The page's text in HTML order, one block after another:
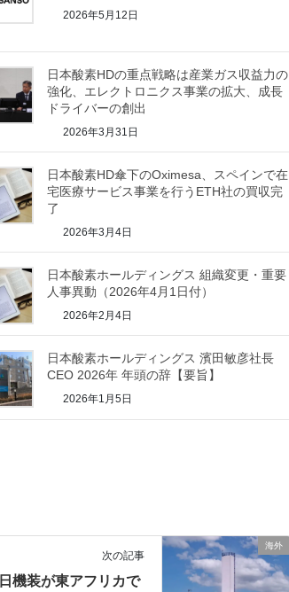
2026年5月12日
日本酸素HDの重点戦略は産業ガス収益力の
強化、エレクトロニクス事業の拡大、成長
ドライバーの創出
2026年3月31日
日本酸素HD傘下のOximesa、スペインで在
宅医療サービス事業を行うETH社の買収完
了
2026年3月4日
日本酸素ホールディングス 組織変更・重要
人事異動（2026年4月1日付）
2026年2月4日
日本酸素ホールディングス 濱田敏彦社長
CEO 2026年 年頭の辞【要旨】
2026年1月5日
海外
次の記事
日機装が東アフリカで